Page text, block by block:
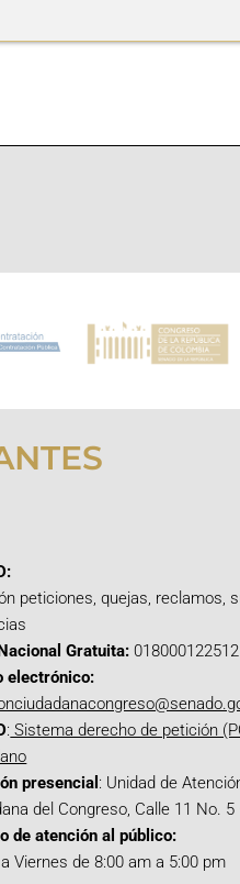
peticiones, quejas, reclamos,
Gratuita: 018000122512
electrónico:
: Sistema derecho de petición
presencial : Unidad de
del Congreso, Calle 11 No.
de atención al público:
Viernes de 8:00 am a 5:00 pm